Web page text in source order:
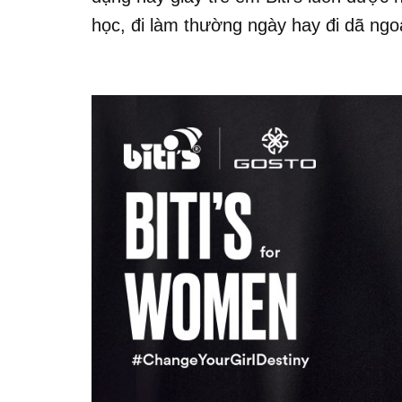
học, đi làm thường ngày hay đi dã